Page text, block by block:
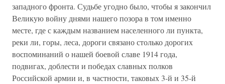
западного фронта. Судьбе угодно было, чтобы я закончил
Великую войну днями нашего позора в том именно
месте, где с каждым названием населенного ли пункта,
реки ли, горы, леса, дороги связано столько дорогих
воспоминаний о нашей боевой славе 1914 года,
подвигах, доблести и победах славных полков
Российской армии и, в частности, таковых 3-й и 35-й